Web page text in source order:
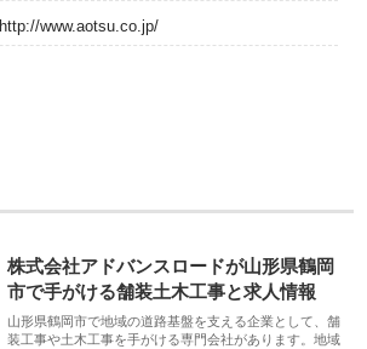
http://www.aotsu.co.jp/
株式会社アドバンスロードが山形県鶴岡
市で手がける舗装土木工事と求人情報
山形県鶴岡市で地域の道路基盤を支える企業として、舗
装工事や土木工事を手がける専門会社があります。地域